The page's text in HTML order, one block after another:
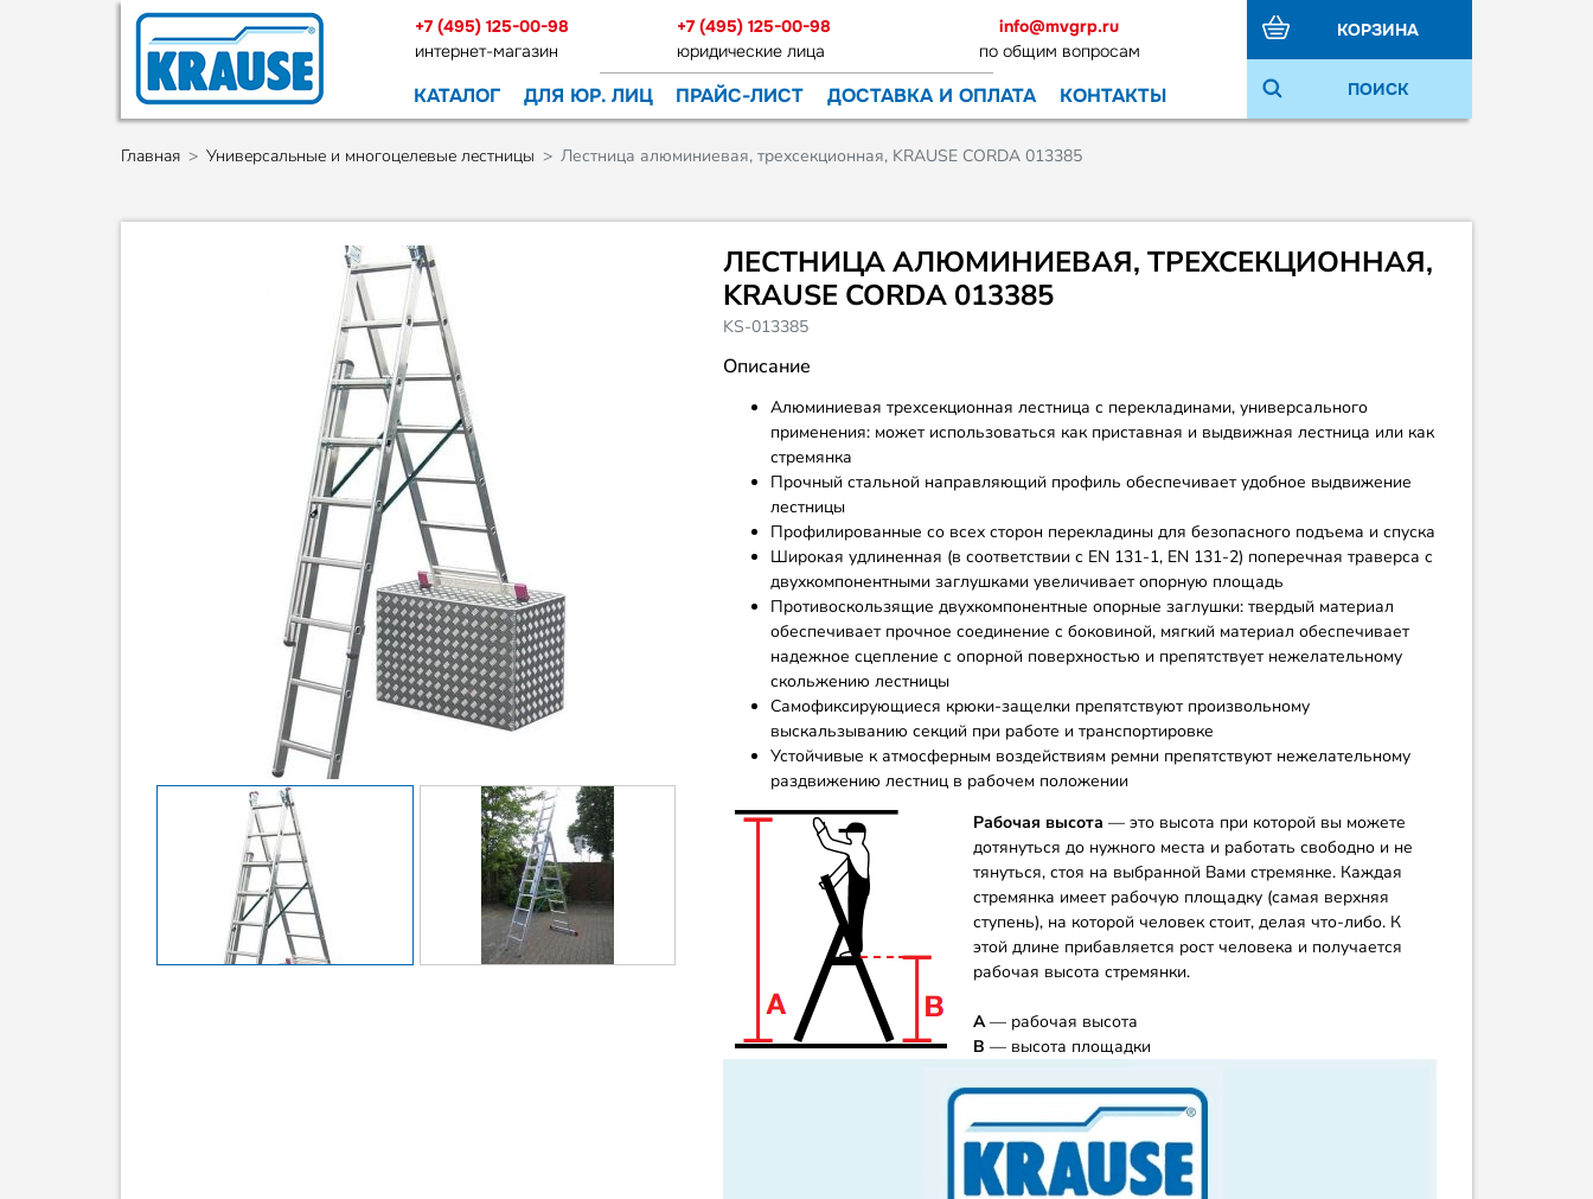
+7 (495) 125-00-98
интернет-магазин
+7 (495) 125-00-98
юридические лица
info@mvgrp.ru
по общим вопросам
КАТАЛОГ ДЛЯ ЮР. ЛИЦ ПРАЙС-ЛИСТ ДОСТАВКА И ОПЛАТА КОНТАКТЫ
КОРЗИНА
ПОИСК
Главная Универсальные и многоцелевые лестницы Лестница алюминиевая, трехсекционная, KRAUSE CORDA 013385
ЛЕСТНИЦА АЛЮМИНИЕВАЯ, ТРЕХСЕКЦИОННАЯ,
KRAUSE CORDA 013385
KS-013385
Описание
Алюминиевая трехсекционная лестница с перекладинами, универсального
применения: может использоваться как приставная и выдвижная лестница или как
стремянка
Прочный стальной направляющий профиль обеспечивает удобное выдвижение
лестницы
Профилированные со всех сторон перекладины для безопасного подъема и спуска
Широкая удлиненная (в соответствии с EN 131-1, EN 131-2) поперечная траверса с
двухкомпонентными заглушками увеличивает опорную площадь
Противоскользящие двухкомпонентные опорные заглушки: твердый материал
обеспечивает прочное соединение с боковиной, мягкий материал обеспечивает
надежное сцепление с опорной поверхностью и препятствует нежелательному
скольжению лестницы
Самофиксирующиеся крюки-защелки препятствуют произвольному
выскальзыванию секций при работе и транспортировке
Устойчивые к атмосферным воздействиям ремни препятствуют нежелательному
раздвижению лестниц в рабочем положении
Рабочая высота — это высота при которой вы можете
дотянуться до нужного места и работать свободно и не
тянуться, стоя на выбранной Вами стремянке. Каждая
стремянка имеет рабочую площадку (самая верхняя
ступень), на которой человек стоит, делая что-либо. К
этой длине прибавляется рост человека и получается
рабочая высота стремянки.
А— рабочая высота
B — высота площадки